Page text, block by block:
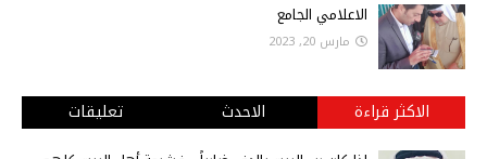
الاعلامي الجامع
مارس 20, 2023
الاكثر قراءة الاحدث تعليقات